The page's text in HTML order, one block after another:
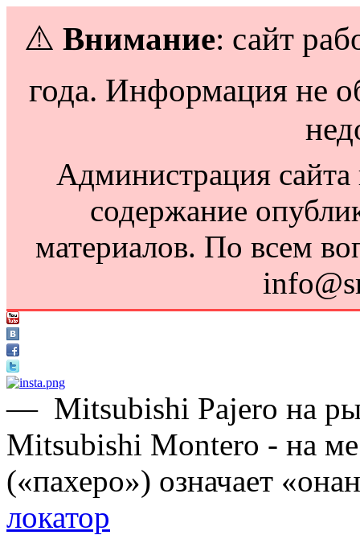
⚠️ Внимание: сайт
года. Информация не
Администрация сайта
содержание
материалов. По всем
— Mitsubishi Pajero на
Mitsubishi Montero - на
(«пахеро») означает
локатор